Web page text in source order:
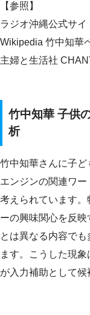
【参照】
ラジオ沖縄公式サ
Wikipedia 竹中知華
主婦と生活社
竹中知華 子供
析
竹中知華さんに子
エンジンの関連ワ
考えられています
ーの興味関心を反
とは異なる内容で
ます。こうした現
が入力補助として候